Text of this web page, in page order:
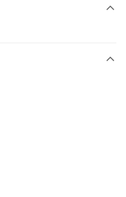
，將跳轉至「AFTEE先享後付」
訊。
訊中的連結，可透過四大超商／
視為交易完成。
結帳頁面顯示為準，若有關於
疑問，請聯繫「AFTEE先享後付
運費
運費
運費